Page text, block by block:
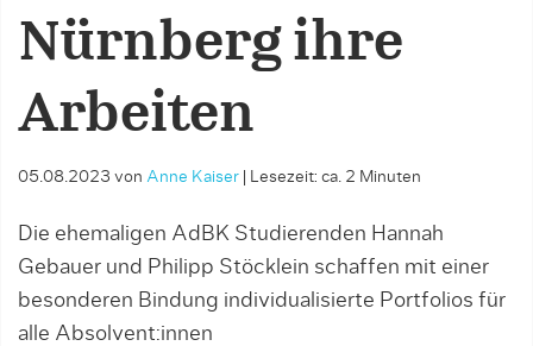
Nürnberg ihre
Arbeiten
05.08.2023 von Anne Kaiser Lesezeit: ca. 2 Minuten
Die ehemaligen AdBK Studierenden Hannah
Gebauer und Philipp Stöcklein schaffen mit einer
besonderen Bindung individualisierte Portfolios für
alle Absolvent:innen